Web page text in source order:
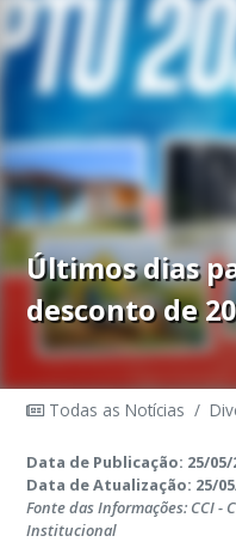
Últimos dias
desconto de
Todas as Notícias /
Data de Publicação: 25/05/
Data de Atualização: 25/
Fonte das Informações: CCI -
Institucional